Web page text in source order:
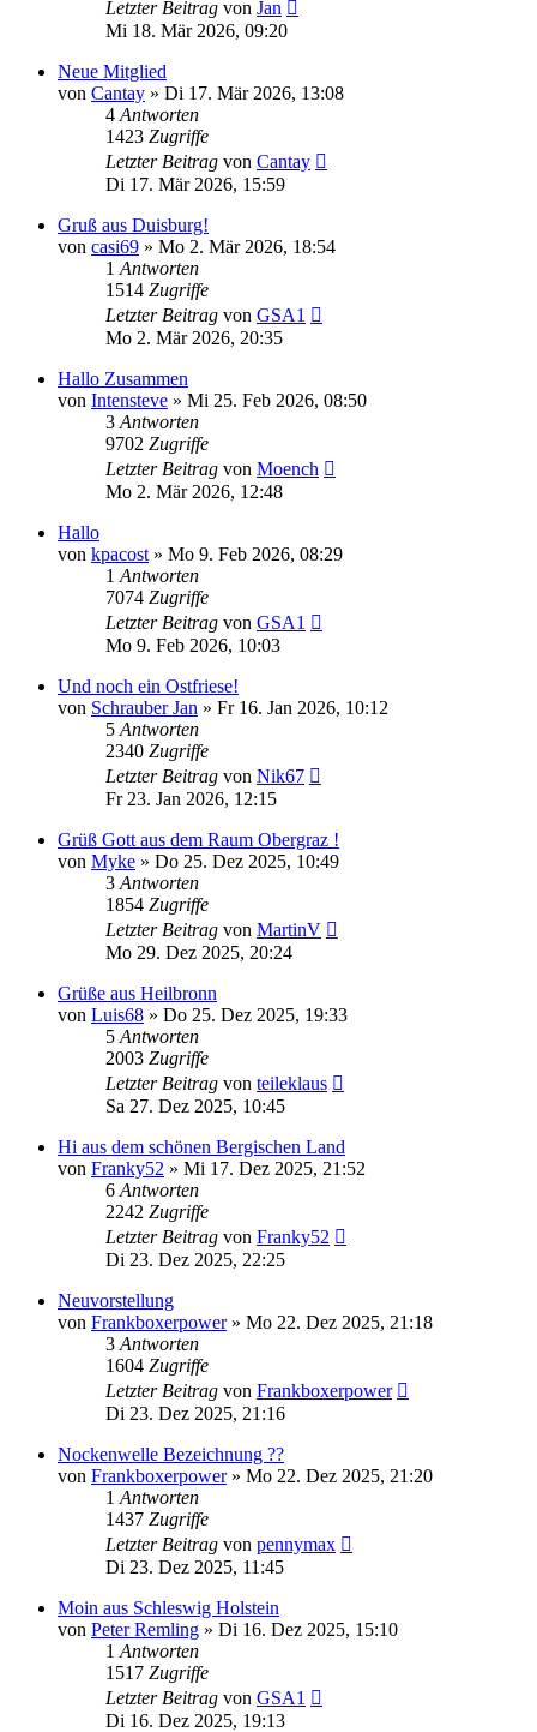
Letzter Beitrag von Jan
Mi 18. Mär 2026, 09:20
Neue Mitglied
von Cantay » Di 17. Mär 2026, 13:08
4 Antworten
1423 Zugriffe
Letzter Beitrag von Cantay
Di 17. Mär 2026, 15:59
Gruß aus Duisburg!
von casi69 » Mo 2. Mär 2026, 18:54
1 Antworten
1514 Zugriffe
Letzter Beitrag von GSA1
Mo 2. Mär 2026, 20:35
Hallo Zusammen
von Intensteve » Mi 25. Feb 2026, 08:50
3 Antworten
9702 Zugriffe
Letzter Beitrag von Moench
Mo 2. Mär 2026, 12:48
Hallo
von kpacost » Mo 9. Feb 2026, 08:29
1 Antworten
7074 Zugriffe
Letzter Beitrag von GSA1
Mo 9. Feb 2026, 10:03
Und noch ein Ostfriese!
von Schrauber Jan » Fr 16. Jan 2026, 10:12
5 Antworten
2340 Zugriffe
Letzter Beitrag von Nik67
Fr 23. Jan 2026, 12:15
Grüß Gott aus dem Raum Obergraz !
von Myke » Do 25. Dez 2025, 10:49
3 Antworten
1854 Zugriffe
Letzter Beitrag von MartinV
Mo 29. Dez 2025, 20:24
Grüße aus Heilbronn
von Luis68 » Do 25. Dez 2025, 19:33
5 Antworten
2003 Zugriffe
Letzter Beitrag von teileklaus
Sa 27. Dez 2025, 10:45
Hi aus dem schönen Bergischen Land
von Franky52 » Mi 17. Dez 2025, 21:52
6 Antworten
2242 Zugriffe
Letzter Beitrag von Franky52
Di 23. Dez 2025, 22:25
Neuvorstellung
von Frankboxerpower» Mo 22. Dez 2025, 21:18
3 Antworten
1604 Zugriffe
Letzter Beitrag von Frankboxerpower
Di 23. Dez 2025, 21:16
Nockenwelle Bezeichnung ??
von Frankboxerpower» Mo 22. Dez 2025, 21:20
1 Antworten
1437 Zugriffe
Letzter Beitrag von pennymax
Di 23. Dez 2025, 11:45
Moin aus Schleswig Holstein
von Peter Remling » Di 16. Dez 2025, 15:10
1 Antworten
1517 Zugriffe
Letzter Beitrag von GSA1
Di 16. Dez 2025, 19:13